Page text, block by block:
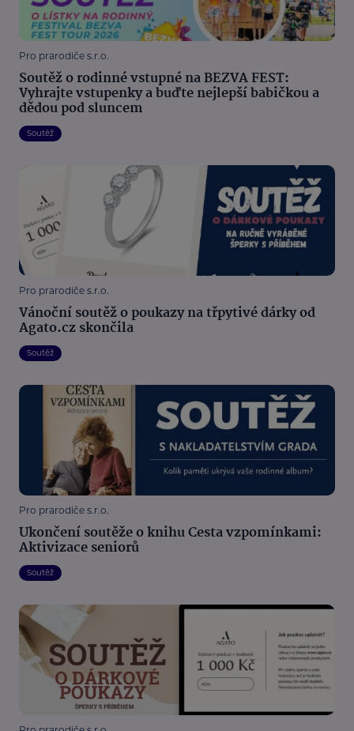
Pro prarodiče s.r.o.
Soutěž o rodinné vstupné na BEZVA FEST:
Vyhrajte vstupenky a buďte nejlepší babičkou a
dědou pod sluncem
Soutěž
Pro prarodiče s.r.o.
Vánoční soutěž o poukazy na třpytivé dárky od
Agato.cz skončila
Soutěž
Pro prarodiče s.r.o.
Ukončení soutěže o knihu Cesta vzpomínkami:
Aktivizace seniorů
Soutěž